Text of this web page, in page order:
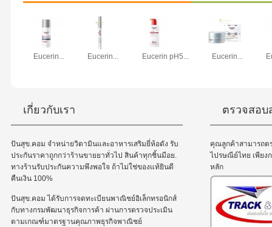
Eucerin... Eucerin... Eucerin pH5... Eucerin...
เกี่ยวกับเรา
ปันสุข.คอม จำหน่ายวิตามินและอาหารเสริมยี่ห้อดัง รับ
ประกันราคาถูกกว่าร้านขายยาทั่วไป สินค้าทุกชิ้นมีอย.
ทางร้านรับประกันความพึงพอใจ ถ้าไม่ใช่ของแท้ยินดี
คืนเงิน 100%
ปันสุข.คอม ได้รับการจดทะเบียนพาณิชย์อิเล็กทรอนิกส์
กับทางกรมพัฒนาธุรกิจการค้า ผ่านการตรวจประเมิน
ตามเกณฑ์มาตรฐานคุณภาพธุรกิจพาณิชย์
ตรวจสอ
คุณลูกค้าสามารถต
ไปรษณีย์ไทย เพียง
หลัก